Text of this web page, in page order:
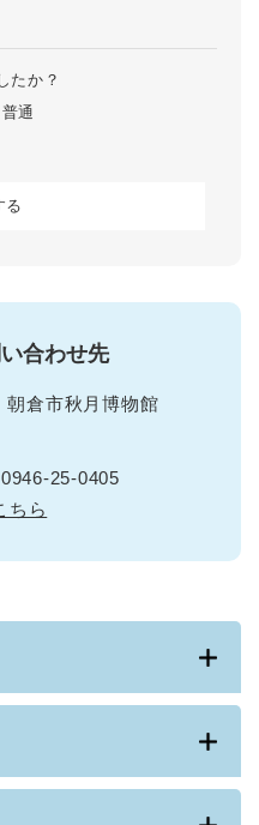
たか？
普通
合わせ先
朝倉市秋月博物館
25-0405
ちら